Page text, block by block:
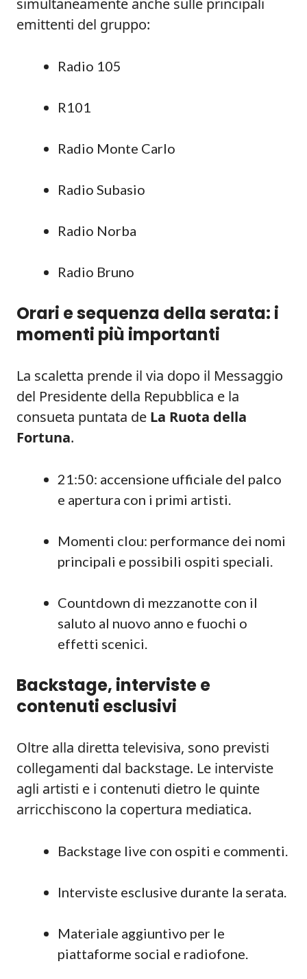
simultaneamente anche sulle principali
emittenti del gruppo:
Radio 105
R101
Radio Monte Carlo
Radio Subasio
Radio Norba
Radio Bruno
Orari e sequenza della serata: i
momenti più importanti
La scaletta prende il via dopo il Messaggio
del Presidente della Repubblica e la
consueta puntata de La Ruota della
Fortuna.
21:50: accensione ufficiale del palco
e apertura con i primi artisti.
Momenti clou: performance dei nomi
principali e possibili ospiti speciali.
Countdown di mezzanotte con il
saluto al nuovo anno e fuochi o
effetti scenici.
Backstage, interviste e
contenuti esclusivi
Oltre alla diretta televisiva, sono previsti
collegamenti dal backstage. Le interviste
agli artisti e i contenuti dietro le quinte
arricchiscono la copertura mediatica.
Backstage live con ospiti e commenti.
Interviste esclusive durante la serata.
Materiale aggiuntivo per le
piattaforme social e radiofone.